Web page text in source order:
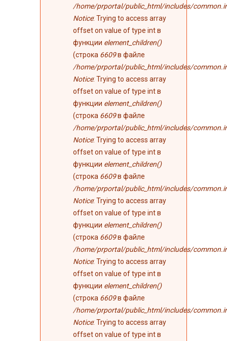
/home/prportal/public_html/includes/
Notice: Trying to access array
offset on value of type int в
функции element_children()
(строка 6609в файле
/home/prportal/public_html/includes/
Notice: Trying to access array
offset on value of type int в
функции element_children()
(строка 6609в файле
/home/prportal/public_html/includes/
Notice: Trying to access array
offset on value of type int в
функции element_children()
(строка 6609в файле
/home/prportal/public_html/includes/
Notice: Trying to access array
offset on value of type int в
функции element_children()
(строка 6609в файле
/home/prportal/public_html/includes/
Notice: Trying to access array
offset on value of type int в
функции element_children()
(строка 6609в файле
/home/prportal/public_html/includes/
Notice: Trying to access array
offset on value of type int в